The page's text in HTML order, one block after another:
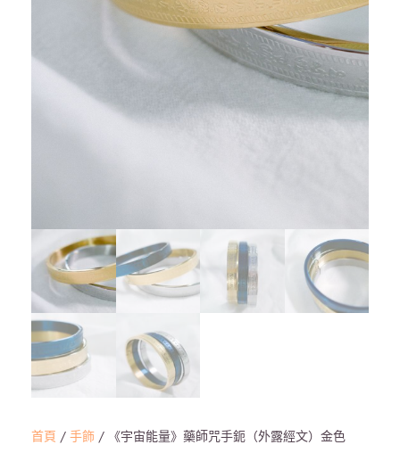
首頁 / 手飾 / 《宇宙能量》藥師咒手鈪（外露經文）金色